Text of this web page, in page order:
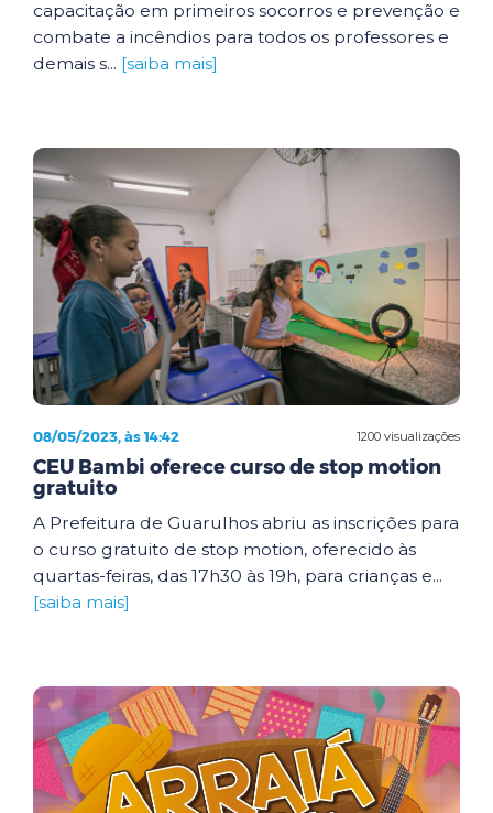
capacitação em primeiros socorros e prevenção e
combate a incêndios para todos os professores e
demais s... [saiba mais]
1200 visualizações
08/05/2023, às 14:42
CEU Bambi oferece curso de stop motion
gratuito
A Prefeitura de Guarulhos abriu as inscrições para
o curso gratuito de stop motion, oferecido às
quartas-feiras, das 17h30 às 19h, para crianças e...
[saiba mais]